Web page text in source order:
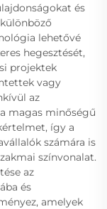
és
lehetővé
hegesztését,
projektek
vagy
az
magas minőségű
így a
számára is
színvonalat.
az
és
amelyek